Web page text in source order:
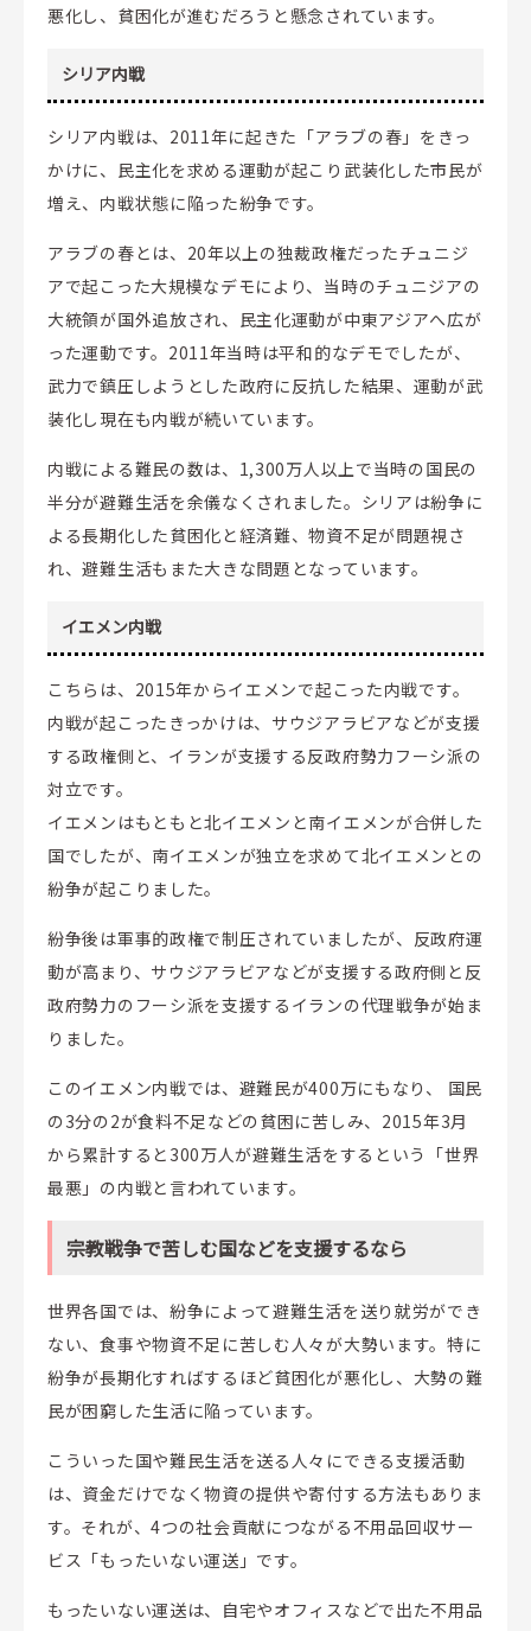
悪化し、貧困化が進むだろうと懸念されています。
シリア内戦
シリア内戦は、2011年に起きた「アラブの春」をきっ
かけに、民主化を求める運動が起こり武装化した市民が
増え、内戦状態に陥った紛争です。
アラブの春とは、20年以上の独裁政権だったチュニジ
アで起こった大規模なデモにより、当時のチュニジアの
大統領が国外追放され、民主化運動が中東アジアへ広が
った運動です。2011年当時は平和的なデモでしたが、
武力で鎮圧しようとした政府に反抗した結果、運動が武
装化し現在も内戦が続いています。
内戦による難民の数は、1,300万人以上で当時の国民の
半分が避難生活を余儀なくされました。シリアは紛争に
よる長期化した貧困化と経済難、物資不足が問題視さ
れ、避難生活もまた大きな問題となっています。
イエメン内戦
こちらは、2015年からイエメンで起こった内戦です。
内戦が起こったきっかけは、サウジアラビアなどが支援
する政権側と、イランが支援する反政府勢力フーシ派の
対立です。
イエメンはもともと北イエメンと南イエメンが合併した
国でしたが、南イエメンが独立を求めて北イエメンとの
紛争が起こりました。
紛争後は軍事的政権で制圧されていましたが、反政府運
動が高まり、サウジアラビアなどが支援する政府側と反
政府勢力のフーシ派を支援するイランの代理戦争が始ま
りました。
このイエメン内戦では、避難民が400万にもなり、 国民
の3分の2が食料不足などの貧困に苦しみ、2015年3月
から累計すると300万人が避難生活をするという「世界
最悪」の内戦と言われています。
宗教戦争で苦しむ国などを支援するなら
世界各国では、紛争によって避難生活を送り就労ができ
ない、食事や物資不足に苦しむ人々が大勢います。特に
紛争が長期化すればするほど貧困化が悪化し、大勢の難
民が困窮した生活に陥っています。
こういった国や難民生活を送る人々にできる支援活動
は、資金だけでなく物資の提供や寄付する方法もありま
す。それが、4つの社会貢献につながる不用品回収サー
ビス「もったいない運送」です。
もったいない運送は、自宅やオフィスなどで出た不用品